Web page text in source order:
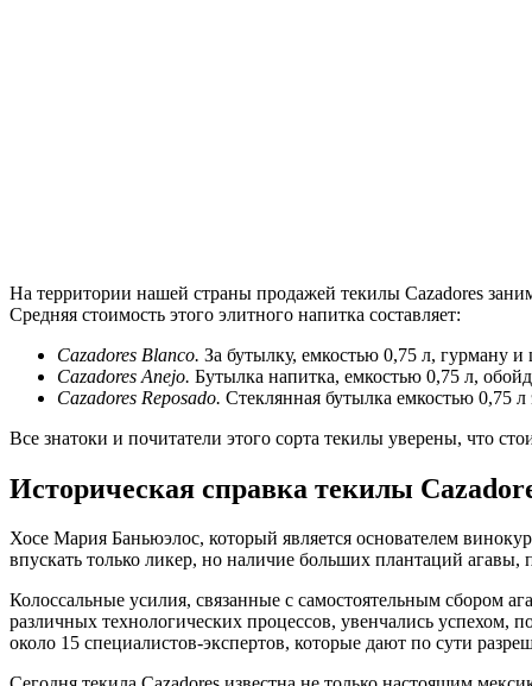
На территории нашей страны продажей текилы Cazadores
Средняя стоимость этого элитного напитка составляет:
Cazadores Blanco. За бутылку, емкостью 0,75 л, гурману
Cazadores Anejo. Бутылка напитка, емкостью 0,75 л,
Cazadores Reposado. Стеклянная бутылка емкостью 0,75 л
Все знатоки и почитатели этого сорта текилы уверены, что
Историческая справка текилы
Хосе Мария Баньюэлос, который является основателем
впускать только ликер, но наличие больших плантаций агавы,
Колоссальные усилия, связанные с самостоятельным сбором
различных технологических процессов, увенчались
около 15 специалистов-экспертов, которые дают по сути